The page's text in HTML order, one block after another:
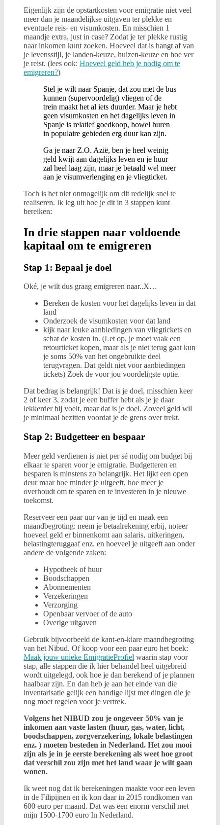
Eigenlijk zijn de opstartkosten voor emigratie niet veel
meer dan je maandelijkse uitgaven ter plekke en
eventuele reis- en visumkosten. En misschien 1
maandje extra, just in case? Zodat je ter plekke rustig
naar inkomen kunt zoeken. Hoeveel dat is hangt af van
je levensstijl, je landen-keuze, huizen-keuze en hoe ver
je reist. (lees ook: Hoeveel geld heb je nodig om te
emigreren?)
Stel je wilt naar Spanje, dat zou met de bus
kunnen (supervoordelig) vliegen of de
trein maakt het al iets duurder. Maar je hebt
geen visumkosten en het dagelijks leven in
Spanje is relatief goedkoop, howel huren
in populaire gebieden erg duur kan zijn.
Ga je naar Z.O. Azië, ben je heel weinig
geld kwijt aan dagelijks leven en je huur
zal heel laag zijn, maar je betaald wel meer
aan je visumverlenging en je vliegticket.
Toch is het niet onmogelijk om dit redelijk snel te
realiseren. Ik leg uit hoe je dit in 3 stappen kunt
bereiken:
In drie stappen naar voldoende
kapitaal om te emigreren
Stap 1: Bepaal je doel
Oké, je wilt dus graag emigreren naar..X…
Bereken de kosten voor het dagelijks leven in dat
land
Onderzoek de visumkosten voor dat land
kijk naar leuke aanbiedingen van vliegtickets en
schat de kosten in. (Let op, je moet vaak een
retourticket kopen, maar als je niet terug gaat kun
je soms 50% van het ongebruikte deel
terugvragen. Dat geldt niet voor aanbiedingen
tickets) Zoek de voor jou voordeligste optie.
Dat bedrag is belangrijk! Dat is je doel, misschien keer
2 of keer 3, zodat je een buffer hebt als je je daar
lekkerder bij voelt, maar dat is je doel. Zoveel geld wil
je minimaal bezitten voordat je de grens over trekt.
Stap 2: Budgetteer en bespaar
Meer geld verdienen is niet per sé nodig om budget bij
elkaar te sparen voor je emigratie. Budgetteren en
besparen is minstens zo belangrijk. Het lijkt een open
deur maar hoe minder je uitgeeft, hoe meer je
overhoudt om te sparen en te investeren in je nieuwe
toekomst.
Reserveer een paar uur van je tijd en maak een
maandbegroting: neem je betaalrekening erbij, noteer
hoeveel geld er binnenkomt aan salaris, uitkeringen,
belastingteruggaaf enz. en hoeveel je uitgeeft aan onder
andere de volgende zaken:
Hypotheek of huur
Boodschappen
Abonnementen
Verzekeringen
Verzorging
Openbaar vervoer of de auto
Overige uitgaven
Gebruik bijvoorbeeld de kant-en-klare maandbegroting
van het Nibud. Of koop voor een paar euro het boek:
Maak jouw unieke EmigratieProfiel waarin stap voor
stap, alle stappen die ik hier behandel heel uitgebreid
wordt uitgelegd, ook hoe je dan berekend of je plannen
haalbaar zijn. En dan heb je aan het einde van die
inventarisatie gelijk een handige lijst met dingen die je
nog moet regelen voor je vertrek.
Volgens het NIBUD zou je ongeveer 50% van je
inkomen aan vaste lasten (huur, gas, water, licht,
boodschappen, zorgverzekering, lokale belastingen
enz. ) moeten besteden in Nederland. Het zou mooi
zijn als je in je eerste berekening als weet hoe groot
dat verschil zou zijn met het land waar je wilt gaan
wonen.
Ik weet nog dat ik berekeningen maakte voor een leven
in de Filipijnen en ik kon daar in 2015 rondkomen van
600 euro per maand. Dat was een enorm verschil met
mijn 1500-1700 euro In Nederland.